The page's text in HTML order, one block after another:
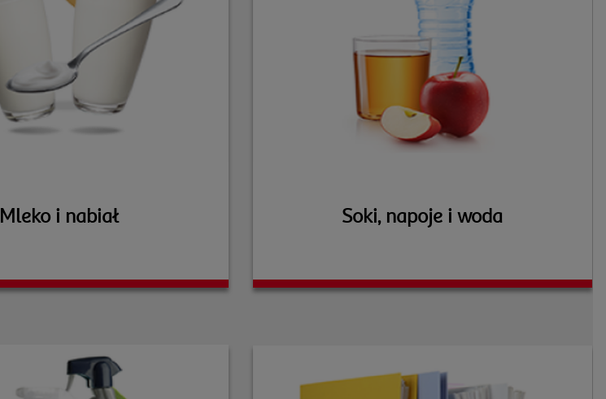
Mleko i nabiał Soki, napoje i woda